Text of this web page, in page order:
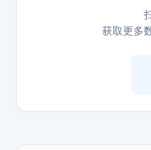
获取更多